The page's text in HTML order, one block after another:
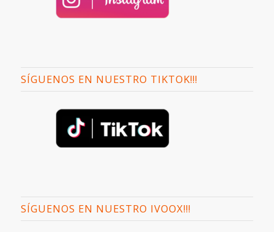
SÍGUENOS EN NUESTRO TIKTOK!!!
SÍGUENOS EN NUESTRO IVOOX!!!